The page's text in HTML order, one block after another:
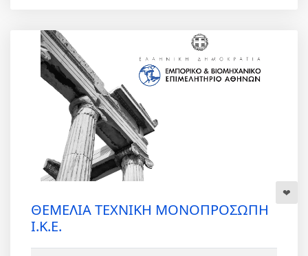
ΘΕΜΕΛΙΑ ΤΕΧΝΙΚΗ ΜΟΝΟΠΡΟΣΩΠΗ
Ι.Κ.Ε.